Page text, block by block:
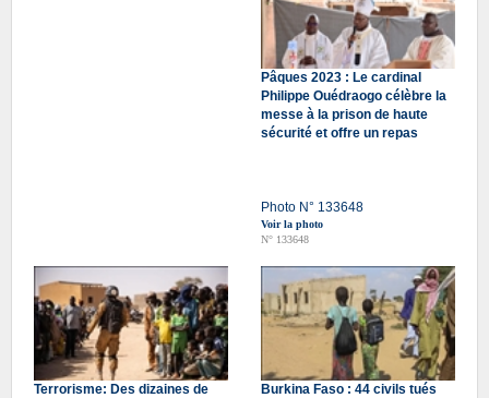
Pâques 2023 : Le cardinal
Philippe Ouédraogo célèbre la
messe à la prison de haute
sécurité et offre un repas
Photo N° 133648
Voir la photo
N° 133648
Terrorisme: Des dizaines de
Burkina Faso : 44 civils tués